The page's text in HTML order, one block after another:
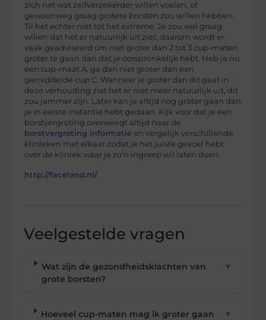
zich net wat zelfverzekerder willen voelen, of
gewoonweg graag grotere borsten zou willen hebben.
Til het echter niet tot het extreme. Je zou wel graag
willen dat het er natuurlijk uit ziet, daarom wordt er
vaak geadviseerd om niet groter dan 2 tot 3 cup-maten
groter te gaan dan dat je oorspronkelijk hebt. Heb je nu
een cup-maat A, ga dan niet groter dan een
gemiddelde cup C. Wanneer je groter dan dit gaat in
deze verhouding ziet het er niet meer natuurlijk uit, dit
zou jammer zijn. Later kan je altijd nog groter gaan dan
je in eerste instantie hebt gedaan. Kijk voor dat je een
borstvergroting overweegt altijd naar de
borstvergroting informatie en vergelijk verschillende
klinieken met elkaar zodat je het juiste gevoel hebt
over de kliniek waar je zo’n ingreep wil laten doen.
http://faceland.nl/
Veelgestelde vragen
Wat zijn de gezondheidsklachten van
grote borsten?
▼
Hoeveel cup-maten mag ik groter gaan
▼